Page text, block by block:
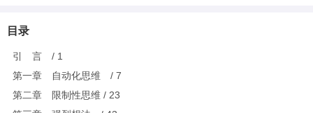
目录
引 言 / 1
第一章 自动化思维 / 7
第二章 限制性思维 / 23